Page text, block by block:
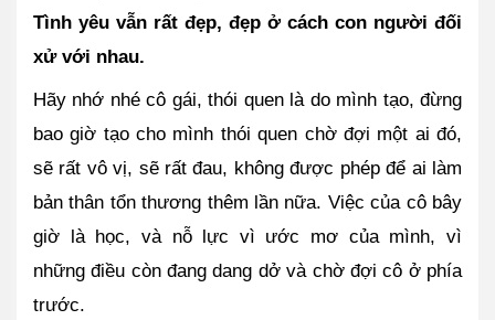
Tình yêu vẫn rất đẹp, đẹp ở cách con người đối
xử với nhau.
Hãy nhớ nhé cô gái, thói quen là do mình tạo, đừng
bao giờ tạo cho mình thói quen chờ đợi một ai đó,
sẽ rất vô vị, sẽ rất đau, không được phép để ai làm
bản thân tổn thương thêm lần nữa. Việc của cô bây
giờ là học, và nỗ lực vì ước mơ của mình, vì
những điều còn đang dang dở và chờ đợi cô ở phía
trước.